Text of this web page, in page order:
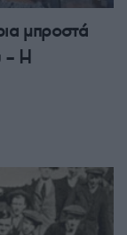
μπροστά
– Η